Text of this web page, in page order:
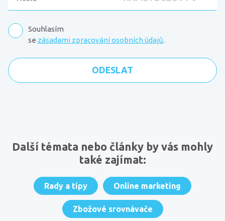
Souhlasím
se zásadami zpracování osobních údajů.
Další témata nebo články by vás mohly
také zajímat:
Rady a tipy Online marketing
Zbožové srovnávače